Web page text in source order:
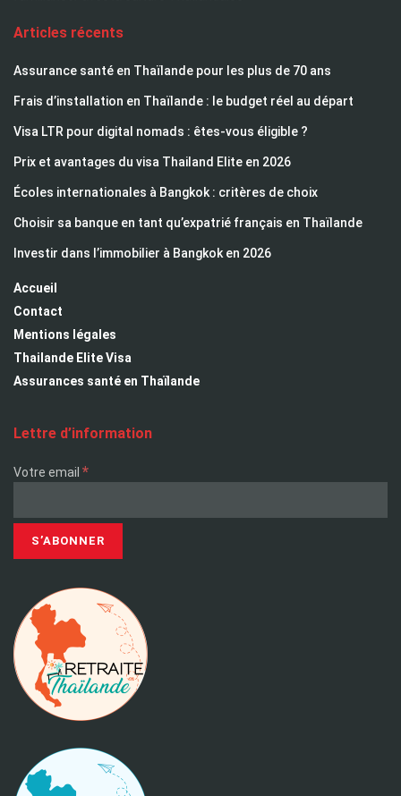
Articles récents
Assurance santé en Thaïlande pour les plus de 70 ans
Frais d’installation en Thaïlande : le budget réel au départ
Visa LTR pour digital nomads : êtes-vous éligible ?
Prix et avantages du visa Thailand Elite en 2026
Écoles internationales à Bangkok : critères de choix
Choisir sa banque en tant qu’expatrié français en Thaïlande
Investir dans l’immobilier à Bangkok en 2026
Accueil
Contact
Mentions légales
Thailande Elite Visa
Assurances santé en Thaïlande
Lettre d’information
Votre email *